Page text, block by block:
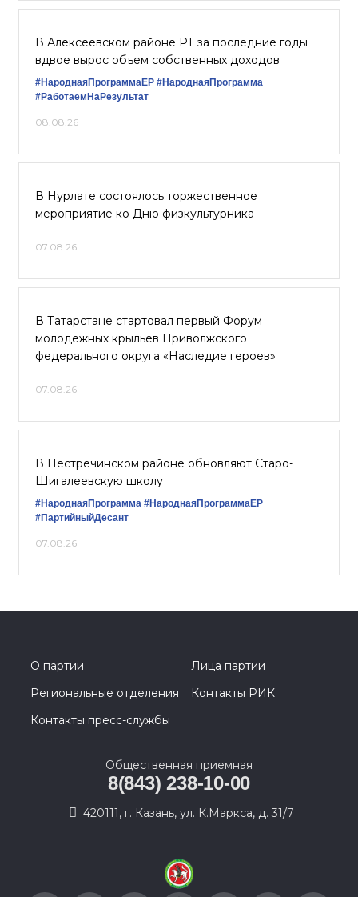
В Алексеевском районе РТ за последние годы
вдвое вырос объем собственных доходов
#НароднаяПрограммаЕР #НароднаяПрограмма
#РаботаемНаРезультат
08.08.26
В Нурлате состоялось торжественное
мероприятие ко Дню физкультурника
07.08.26
В Татарстане стартовал первый Форум
молодежных крыльев Приволжского
федерального округа «Наследие героев»
07.08.26
В Пестречинском районе обновляют Старо-
Шигалеевскую школу
#НароднаяПрограмма #НароднаяПрограммаЕР
#ПартийныйДесант
07.08.26
О партии
Лица партии
Региональные отделения
Контакты РИК
Контакты пресс-службы
Общественная приемная
8(843) 238-10-00
420111, г. Казань, ул. К.Маркса, д. 31/7